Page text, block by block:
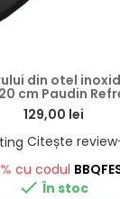
din otel
cm Paudin
129,00 lei
Citește
cu codul
 În stoc